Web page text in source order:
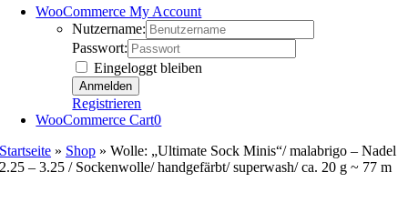
WooCommerce My Account
Nutzername:
Passwort:
Eingeloggt bleiben
Registrieren
WooCommerce Cart0
Startseite » Shop »Wolle: „Ultimate Sock Minis“/ malabrigo – Nadel
2.25 – 3.25 / Sockenwolle/ handgefärbt/ superwash/ ca. 20 g ~ 77 m